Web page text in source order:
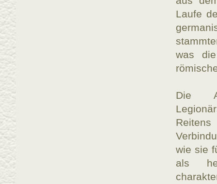
Laufe
was
Die
Reitens
wie sie
als